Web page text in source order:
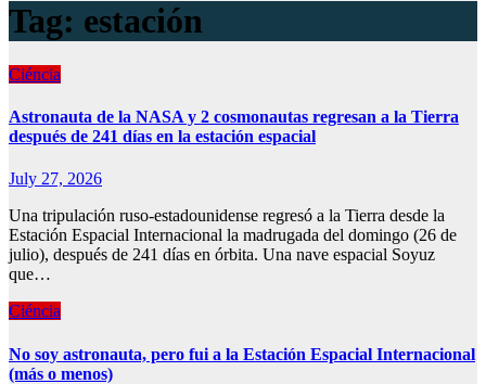
Tag: estación
Ciéncia
Astronauta de la NASA y 2 cosmonautas regresan a la Tierra
después de 241 días en la estación espacial
July 27, 2026
Una tripulación ruso-estadounidense regresó a la Tierra desde la
Estación Espacial Internacional la madrugada del domingo (26 de
julio), después de 241 días en órbita. Una nave espacial Soyuz
que…
Ciéncia
No soy astronauta, pero fui a la Estación Espacial Internacional
(más o menos)